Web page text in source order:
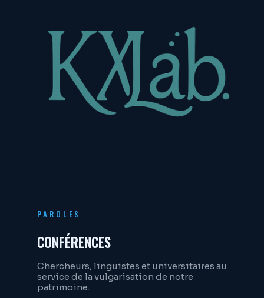
PAROLES
CONFÉRENCES
Chercheurs, linguistes et universitaires au
service de la vulgarisation de notre
patrimoine.